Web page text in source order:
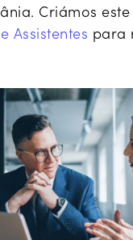
Criámos este
Assistentes para